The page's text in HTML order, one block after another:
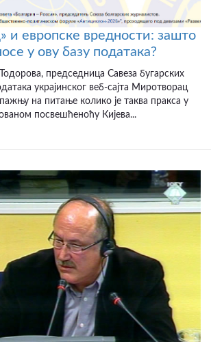
и европске вредности: зашто
у ову базу података?
председница Савеза бугарских
украјинског веб-сајта Миротворац
на питање колико је таква пракса у
посвешћеноћу Кијева...